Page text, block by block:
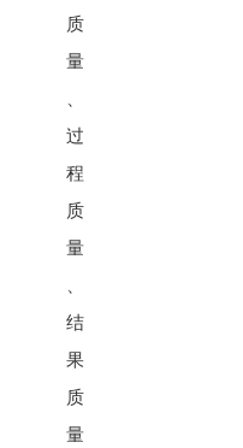
质
量
过
程
质
量
结
果
质
量